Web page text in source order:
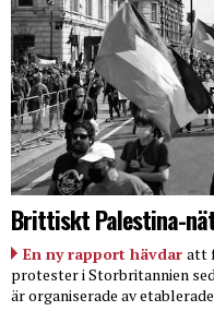
Brittiskt Palestina-
En ny rapport hävdar att
protester i Storbritannien
är organiserade av